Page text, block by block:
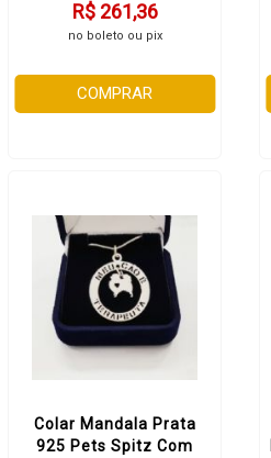
R$ 261,36
no boleto ou pix
COMPRAR
Colar Mandala Prata
925 Pets Spitz Com